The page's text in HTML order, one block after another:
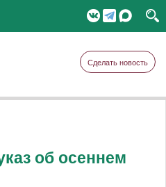
Сделать новость
об осеннем